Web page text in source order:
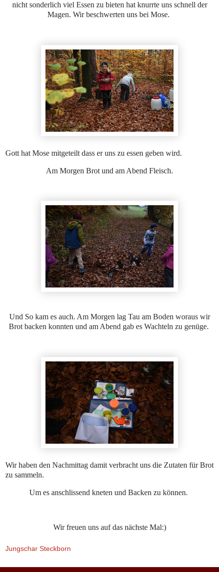
nicht sonderlich viel Essen zu bieten hat knurrte uns schnell der
Magen. Wir beschwerten uns bei Mose.
Gott hat Mose mitgeteilt dass er uns zu essen geben wird.
Am Morgen Brot und am Abend Fleisch.
Und So kam es auch. Am Morgen lag Tau am Boden woraus wir
Brot backen konnten und am Abend gab es Wachteln zu genüge.
Wir haben den Nachmittag damit verbracht uns die Zutaten für Brot
zu sammeln.
Um es anschlissend kneten und Backen zu können.
Wir freuen uns auf das nächste Mal:)
Jungschar Steckborn